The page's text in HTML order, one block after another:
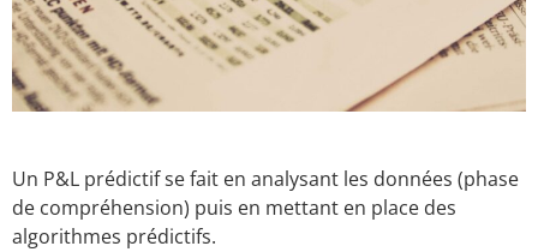
Un P&L prédictif se fait en analysant les données (phase
de compréhension) puis en mettant en place des
algorithmes prédictifs.